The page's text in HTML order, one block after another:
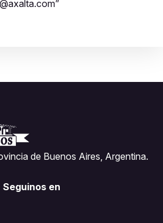
de Buenos Aires, Argentina.
Seguinos en